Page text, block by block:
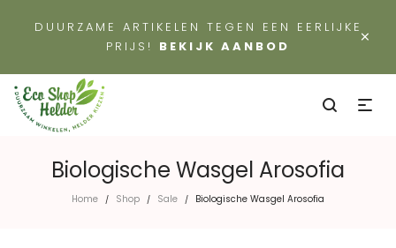
×
DUURZAME ARTIKELEN TEGEN EEN EERLIJKE
PRIJS! BEKIJK AANBOD
Biologische Wasgel Arosofia
Home / Shop / Sale / Biologische Wasgel Arosofia